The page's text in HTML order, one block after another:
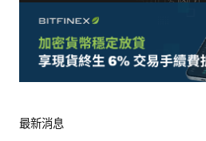
最新消息